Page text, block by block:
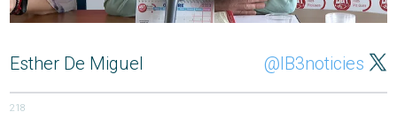
Esther De Miguel @IB3noticies
218